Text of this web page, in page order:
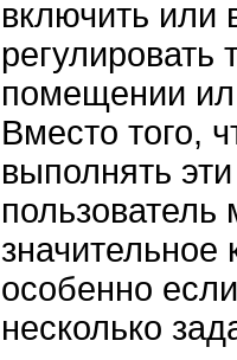
включить или
регулировать
помещении
Вместо того,
выполнять
пользователь
значительное
особенно
несколько